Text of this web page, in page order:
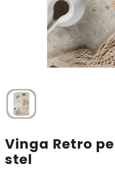
Verzorging & welness
Onderweg
Sinterklaas artikelen
Valentijn
Wijn, bier en proeverij
Zomerpakketten
Vinga Retro
stel